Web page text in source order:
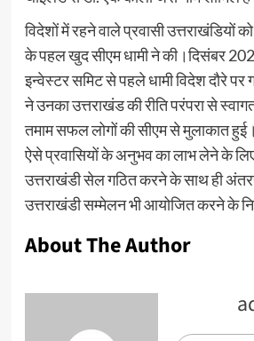
विदेशों में रहने वाले प्रवासी उत्तराखंडियों
के पहल खुद सीएम धामी ने की।दिसंबर
इन्वेस्टर समिट से पहले धामी विदेश दौरे पर
ने उनका उत्तराखंड की रीति परंपरा से
तमाम सफल लोगों की सीएम से मुलाकात
ऐसे प्रवासियों के अनुभव का लाभ लेने के
उत्तराखंडी सेल गठित करने के साथ ही
उत्तराखंडी सम्मेलन भी आयोजित करने के
About The Author